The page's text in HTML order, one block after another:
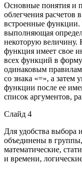
Основные понятия и
облегчения расчетов
встроенные
выполняющая
некоторую величину.
функция имеет свое
всех функций в
одинаковым
со знака «=», а затем
функции после ее
список аргументов,
Слайд 4
Для удобства
объединены в
математические,
и времени,